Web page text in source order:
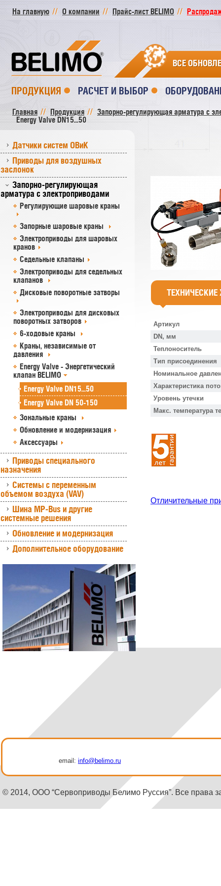
На главную О компании Прайс-лист BELIMO
ВСЕ
ПРОДУКЦИЯ РАСЧЕТ И ВЫБОР
Главная Продукция
Запорно-регулирующая арматура с
Energy Valve DN15...50
Датчики систем ОВиК
Приводы для воздушных
заслонок
Запорно-регулирующая
арматура с электроприводами
Регулирующие шаровые краны
Запорные шаровые краны
Электроприводы для шаровых
кранов
Седельные клапаны
Электроприводы для седельных
клапанов
Дисковые поворотные затворы
Электроприводы для дисковых
поворотных затворов
6-ходовые краны
Краны, независимые от
давления
Energy Valve - Энергетический
клапан BELIMO
Energy Valve DN15...50
Energy Valve DN 50-150
Зональные краны
Обновление и модернизация
Аксессуары
Приводы специального
назначения
Системы с переменным
объемом воздуха (VAV)
Шина MP-Bus и другие
системные решения
Обновление и модернизация
Дополнительное оборудование
Артикул
DN, мм
Теплоноситель
Тип присоединения
Номинальное
Характеристика
Уровень утечки
Макс. температура
Отличительные
email: info@belimo.ru
© 2014, ООО “Сервоприводы Белимо Руссия”. Все права